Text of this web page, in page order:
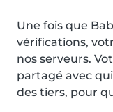
Une fois que
vérifications,
nos serveurs.
partagé avec
des tiers, pour